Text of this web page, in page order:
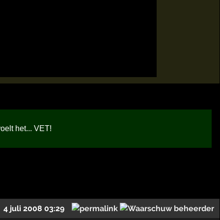
het... VET!
4 juli 2008 03:29